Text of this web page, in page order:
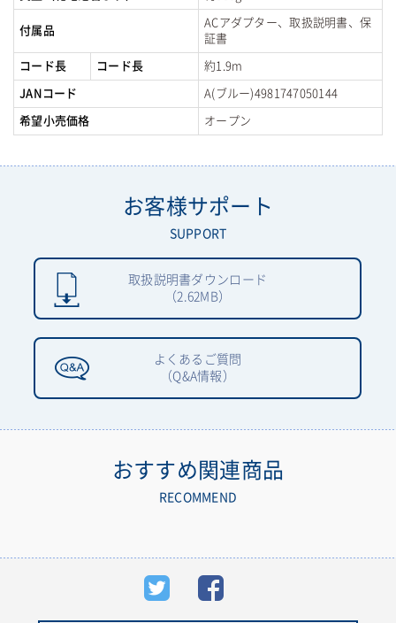
付属品
ACアダプター、取扱説明書、保
証書
コード長 コード長 約1.9m
JANコード A(ブルー)4981747050144
希望小売価格 オープン
お客様サポート
SUPPORT
取扱説明書ダウンロード
（2.62MB）
よくあるご質問
（Q&A情報）
おすすめ関連商品
RECOMMEND